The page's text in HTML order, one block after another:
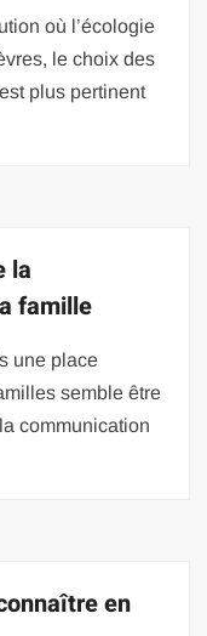
où l’écologie
le choix des
plus pertinent
la
famille
une place
semble être
communication
en